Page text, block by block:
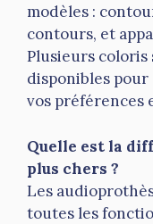
modèles :
contours, et
Plusieurs
disponibles pour
vos préférences
Quelle est la
plus chers ?
Les
toutes les